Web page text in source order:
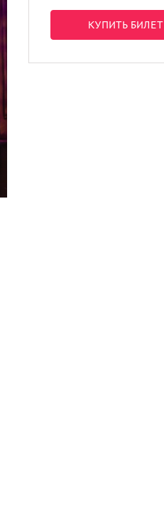
КУПИТЬ БИЛЕТ